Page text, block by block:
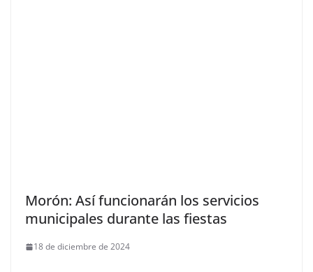
Morón: Así funcionarán los servicios
municipales durante las fiestas
18 de diciembre de 2024